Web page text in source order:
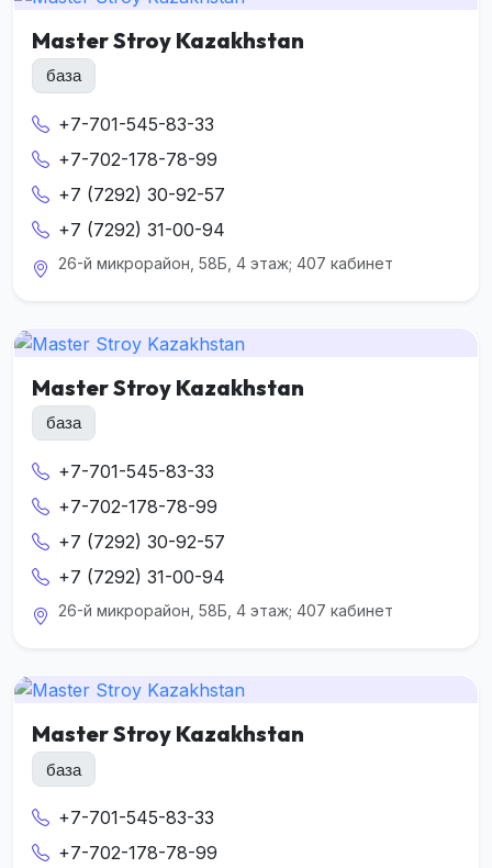
Master Stroy Kazakhstan
база
+7-701-545-83-33
+7-702-178-78-99
+7 (7292) 30-92-57
+7 (7292) 31-00-94
26-й микрорайон, 58Б, 4 этаж; 407 кабинет
Master Stroy Kazakhstan
база
+7-701-545-83-33
+7-702-178-78-99
+7 (7292) 30-92-57
+7 (7292) 31-00-94
26-й микрорайон, 58Б, 4 этаж; 407 кабинет
Master Stroy Kazakhstan
база
+7-701-545-83-33
+7-702-178-78-99